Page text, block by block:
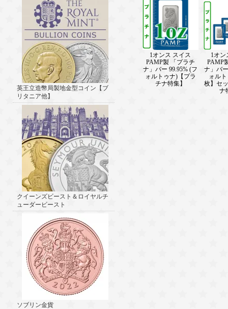
英王立造幣局製地金型コイン【ブ
リタニア他】
クイーンズビースト＆ロイヤルチ
ューダービースト
ソブリン金貨
1オンス スイス
PAMP製 「プラチ
ナ」バー 99.95% (フ
ォルトゥナ)【プラ
チナ特集】
1オン
PAMP
ナ」バ
ォル
枚】セ
ナ